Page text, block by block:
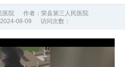
医院 作者： 荣县第三人民医院
2024-08-09 访问次数：